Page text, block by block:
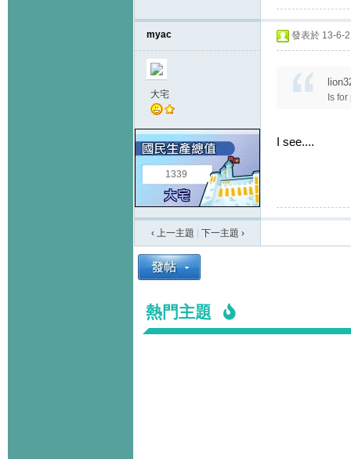
myac
大宅
1339
發表於 13-6-
Is
I see....
‹ 上一主題 下一主題 ›
熱門主題